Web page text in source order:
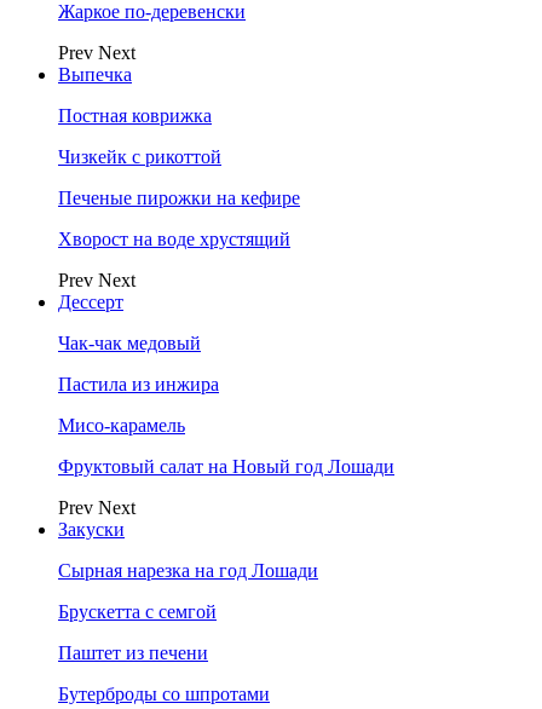
Жаркое по-деревенски
Prev Next
Выпечка
Постная коврижка
Чизкейк с рикоттой
Печеные пирожки на кефире
Хворост на воде хрустящий
Prev Next
Дессерт
Чак-чак медовый
Пастила из инжира
Мисо-карамель
Фруктовый салат на Новый год Лошади
Prev Next
Закуски
Сырная нарезка на год Лошади
Брускетта с семгой
Паштет из печени
Бутерброды со шпротами